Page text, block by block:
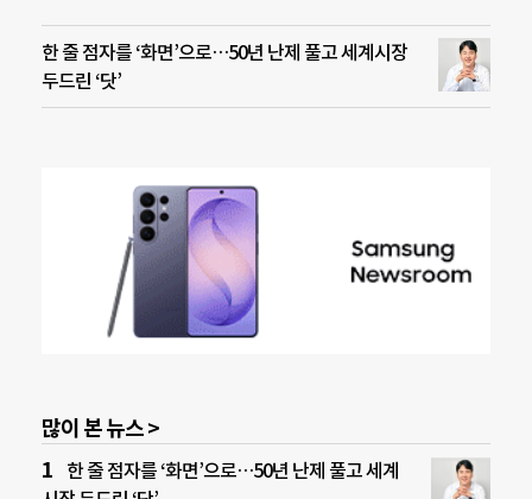
한 줄 점자를 ‘화면’으로…50년 난제 풀고 세계시장
두드린 ‘닷’
많이 본 뉴스 >
한 줄 점자를 ‘화면’으로…50년 난제 풀고 세계